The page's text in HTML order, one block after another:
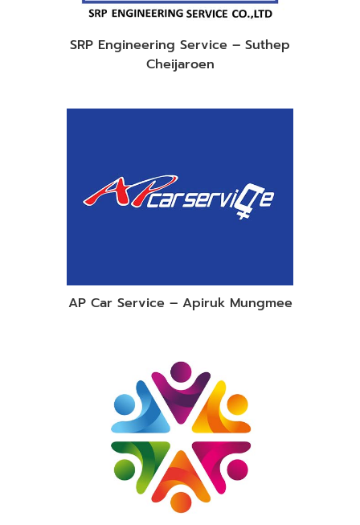
SRP Engineering Service – Suthep
Cheijaroen
AP Car Service – Apiruk Mungmee